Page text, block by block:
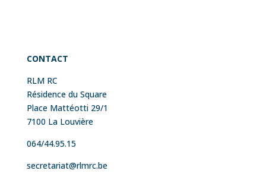
CONTACT
RLM RC
Résidence du Square
Place Mattéotti 29/1
7100 La Louvière
064/44.95.15
secretariat@rlmrc.be